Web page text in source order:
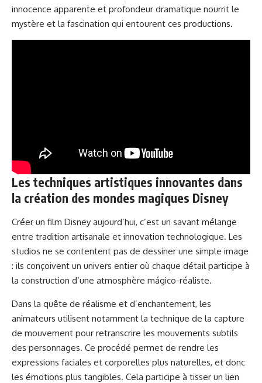
innocence apparente et profondeur dramatique nourrit le
mystère et la fascination qui entourent ces productions.
Les techniques artistiques innovantes dans
la création des mondes magiques Disney
Créer un film Disney aujourd’hui, c’est un savant mélange
entre tradition artisanale et innovation technologique. Les
studios ne se contentent pas de dessiner une simple image
: ils conçoivent un univers entier où chaque détail participe à
la construction d’une atmosphère mágico-réaliste.
Dans la quête de réalisme et d’enchantement, les
animateurs utilisent notamment la technique de la capture
de mouvement pour retranscrire les mouvements subtils
des personnages. Ce procédé permet de rendre les
expressions faciales et corporelles plus naturelles, et donc
les émotions plus tangibles. Cela participe à tisser un lien